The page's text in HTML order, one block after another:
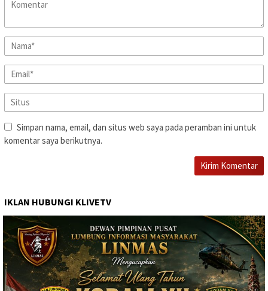
Simpan nama, email, dan situs web saya pada peramban ini untuk
komentar saya berikutnya.
IKLAN HUBUNGI KLIVETV